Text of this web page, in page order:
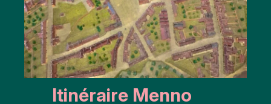
Itinéraire Menno